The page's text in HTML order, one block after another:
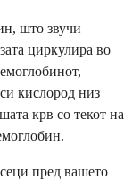
што звучи
циркулира во
кислород низ
крв со текот на
пред вашето